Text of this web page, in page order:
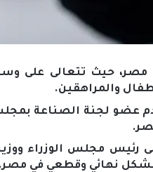
حيث تتعالى على
والمراهقين.
عضو لجنة الصناعة
مجلس الوزراء ووزير
نهائي وقطعي في مصر.